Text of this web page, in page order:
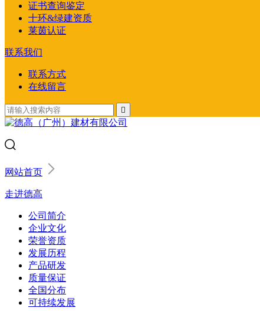
证书查询鉴定
十环&绿建资质
莱茵认证
联系我们
联系方式
在线留言

网站首页
走进德高
公司简介
企业文化
荣誉资质
发展历程
产品研发
质量保证
全国分布
可持续发展